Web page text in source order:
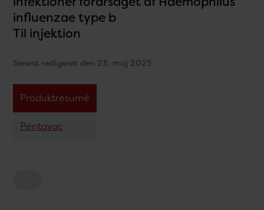
influenzae type b
Til injektion
Senest redigeret den 23. maj 2025
Produktresumé
Pentavac